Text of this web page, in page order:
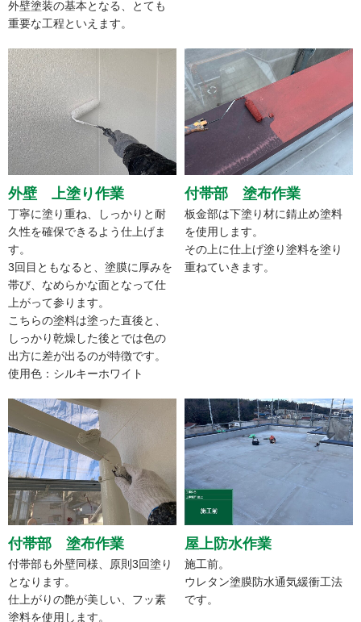
外壁塗装の基本となる、とても
重要な工程といえます。
外壁 上塗り作業
丁寧に塗り重ね、しっかりと耐
久性を確保できるよう仕上げま
す。
3回目ともなると、塗膜に厚みを
帯び、なめらかな面となって仕
上がって参ります。
こちらの塗料は塗った直後と、
しっかり乾燥した後とでは色の
出方に差が出るのが特徴です。
使用色：シルキーホワイト
付帯部 塗布作業
板金部は下塗り材に錆止め塗料
を使用します。
その上に仕上げ塗り塗料を塗り
重ねていきます。
付帯部 塗布作業
付帯部も外壁同様、原則3回塗り
となります。
仕上がりの艶が美しい、フッ素
塗料を使用します。
屋上防水作業
施工前。
ウレタン塗膜防水通気緩衝工法
です。